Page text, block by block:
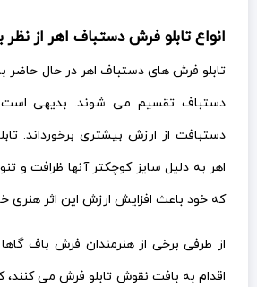
انواع تابلو فرش دستباف اهر از نظر
تابلو فرش های دستباف اهر در حال حاضر
دستباف تقسیم می شوند. بدیهی
دستبافت از ارزش بیشتری برخورداند.
اهر به دلیل سایز کوچکتر آنها ظرافت و
که خود باعث افزایش ارزش این اثر هنری
از طرفی برخی از هنرمندان فرش باف
اقدام به بافت نقوش تابلو فرش می